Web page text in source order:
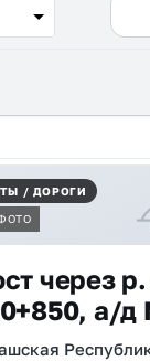
/ ДОРОГИ
через
а/д